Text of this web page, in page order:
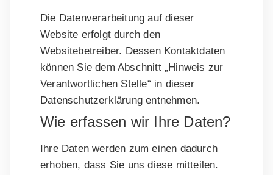
Die Datenverarbeitung auf dieser
Website erfolgt durch den
Websitebetreiber. Dessen Kontaktdaten
können Sie dem Abschnitt „Hinweis zur
Verantwortlichen Stelle“ in dieser
Datenschutzerklärung entnehmen.
Wie erfassen wir Ihre Daten?
Ihre Daten werden zum einen dadurch
erhoben, dass Sie uns diese mitteilen.